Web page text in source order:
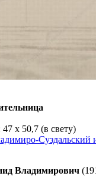
x 50,7 (в свету)
Суздальский
Владимирович